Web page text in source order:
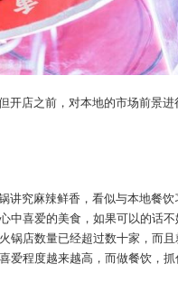
开店之前，对本地的市场前景进
讲究麻辣鲜香，看似与本地餐饮
中喜爱的美食，如果可以的话不
锅店数量已经超过数十家，而且
爱程度越来越高，而做餐饮，抓